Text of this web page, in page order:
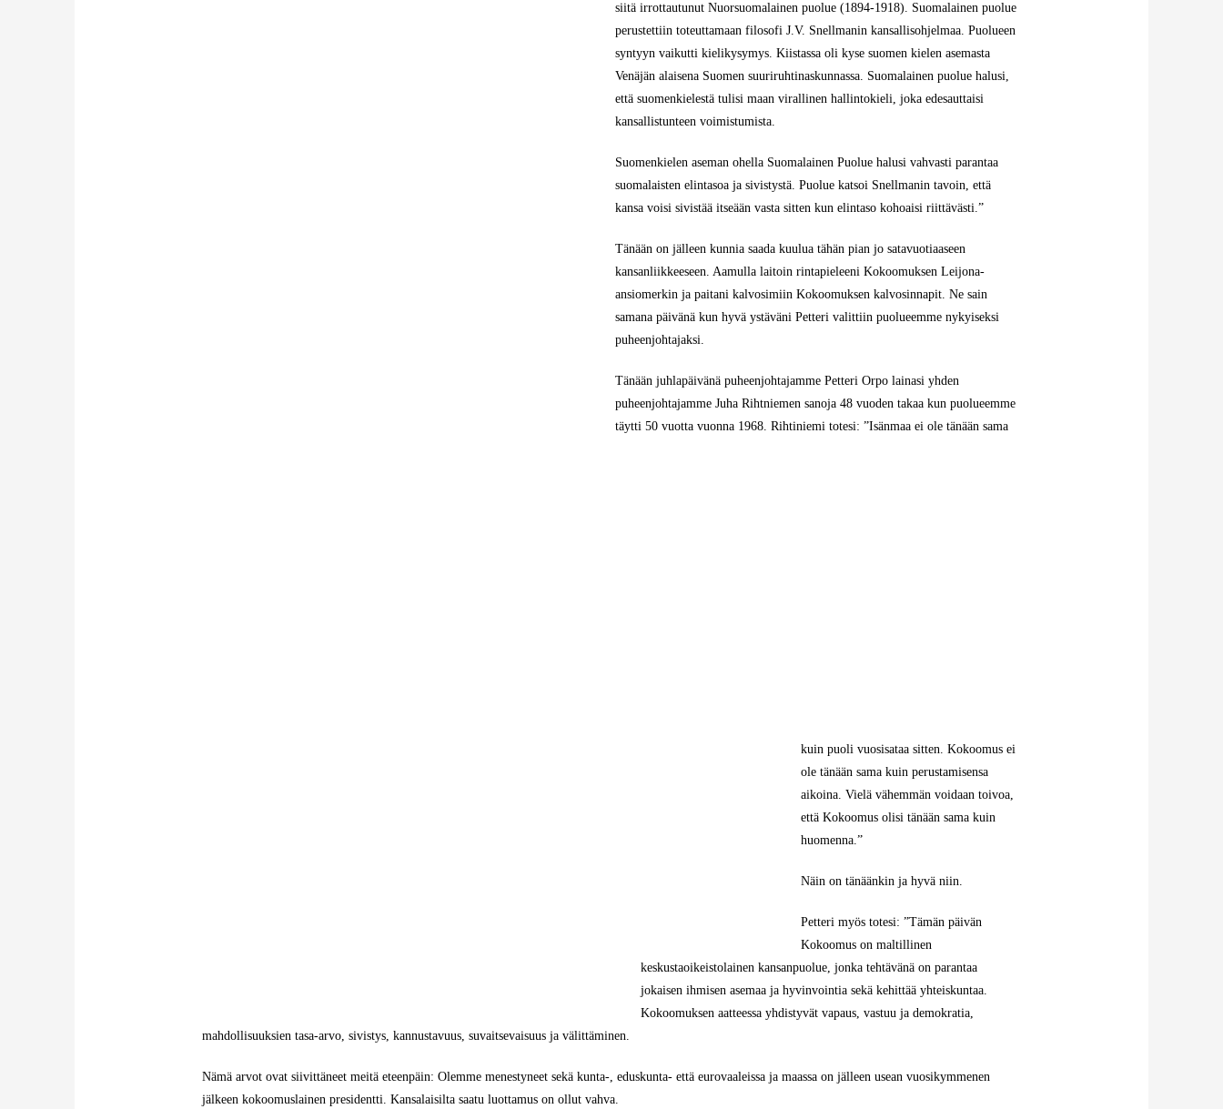
siitä irrottautunut Nuorsuomalainen puolue (1894-1918). Suomalainen puolue
perustettiin toteuttamaan filosofi J.V. Snellmanin kansallisohjelmaa. Puolueen
syntyyn vaikutti kielikysymys. Kiistassa oli kyse suomen kielen asemasta
Venäjän alaisena Suomen suuriruhtinaskunnassa. Suomalainen puolue halusi,
että suomenkielestä tulisi maan virallinen hallintokieli, joka edesauttaisi
kansallistunteen voimistumista.
Suomenkielen aseman ohella Suomalainen Puolue halusi vahvasti parantaa
suomalaisten elintasoa ja sivistystä. Puolue katsoi Snellmanin tavoin, että
kansa voisi sivistää itseään vasta sitten kun elintaso kohoaisi riittävästi.”
Tänään on jälleen kunnia saada kuulua tähän pian jo satavuotiaaseen
kansanliikkeeseen. Aamulla laitoin rintapieleeni Kokoomuksen Leijona-
ansiomerkin ja paitani kalvosimiin Kokoomuksen kalvosinnapit. Ne sain
samana päivänä kun hyvä ystäväni Petteri valittiin puolueemme nykyiseksi
puheenjohtajaksi.
Tänään juhlapäivänä puheenjohtajamme Petteri Orpo lainasi yhden
puheenjohtajamme Juha Rihtniemen sanoja 48 vuoden takaa kun puolueemme
täytti 50 vuotta vuonna 1968. Rihtiniemi totesi: ”Isänmaa ei ole tänään sama
kuin puoli vuosisataa sitten. Kokoomus ei
ole tänään sama kuin perustamisensa
aikoina. Vielä vähemmän voidaan toivoa,
että Kokoomus olisi tänään sama kuin
huomenna.”
Näin on tänäänkin ja hyvä niin.
Petteri myös totesi: ”Tämän päivän
Kokoomus on maltillinen
keskustaoikeistolainen kansanpuolue, jonka tehtävänä on parantaa
jokaisen ihmisen asemaa ja hyvinvointia sekä kehittää yhteiskuntaa.
Kokoomuksen aatteessa yhdistyvät vapaus, vastuu ja demokratia,
mahdollisuuksien tasa-arvo, sivistys, kannustavuus, suvaitsevaisuus ja välittäminen.
Nämä arvot ovat siivittäneet meitä eteenpäin: Olemme menestyneet sekä kunta-, eduskunta- että eurovaaleissa ja maassa on jälleen usean vuosikymmenen
jälkeen kokoomuslainen presidentti. Kansalaisilta saatu luottamus on ollut vahva.